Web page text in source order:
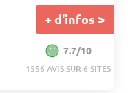
+ d'infos >
7.7/10
1556 AVIS SUR 6 SITES